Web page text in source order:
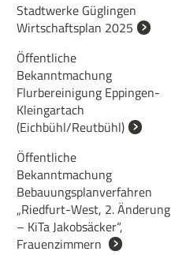
Stadtwerke Güglingen
Wirtschaftsplan 2025
Öffentliche
Bekanntmachung
Flurbereinigung Eppingen-
Kleingartach
(Eichbühl/Reutbühl)
Öffentliche
Bekanntmachung
Bebauungsplanverfahren
„Riedfurt-West, 2. Änderung
– KiTa Jakobsäcker“,
Frauenzimmern